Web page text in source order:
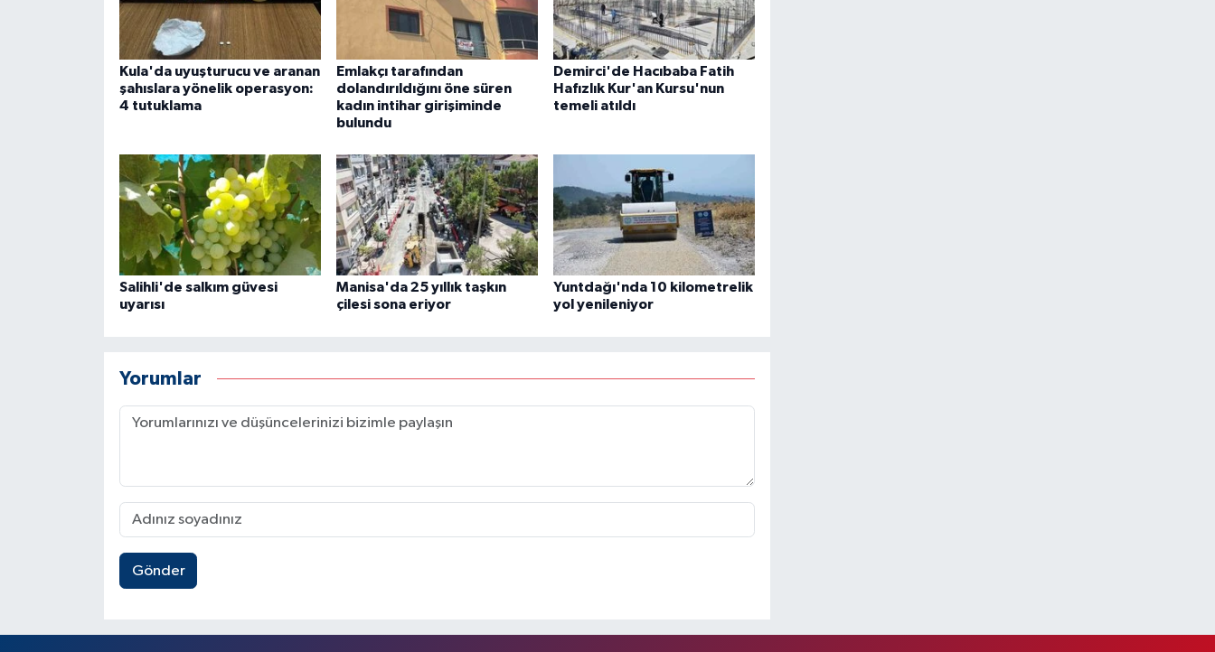
Kula'da uyuşturucu ve aranan
şahıslara yönelik operasyon:
4 tutuklama
Emlakçı tarafından
dolandırıldığını öne süren
kadın intihar girişiminde
bulundu
Demirci'de Hacıbaba Fatih
Hafızlık Kur'an Kursu'nun
temeli atıldı
Salihli'de salkım güvesi
uyarısı
Manisa'da 25 yıllık taşkın
çilesi sona eriyor
Yuntdağı'nda 10 kilometrelik
yol yenileniyor
Yorumlar
Gönder